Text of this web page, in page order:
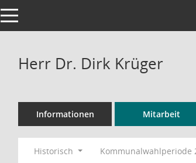
Toggle navigation
Herr Dr. Dirk Krüger
Informationen Mitarbeit
Historisch Kommunalwahlperiode